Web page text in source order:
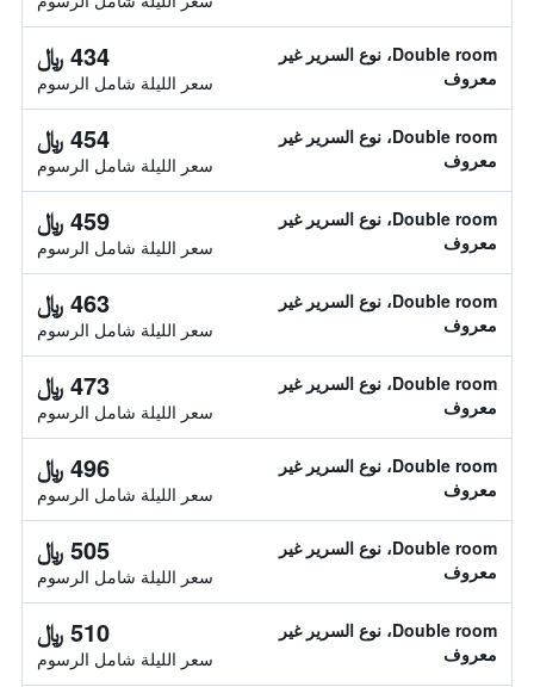
Double room، نوع السرير غير
معروف
434 ﷼
سعر الليلة شامل الرسوم
Double room، نوع السرير غير
معروف
454 ﷼
سعر الليلة شامل الرسوم
Double room، نوع السرير غير
معروف
459 ﷼
سعر الليلة شامل الرسوم
Double room، نوع السرير غير
معروف
463 ﷼
سعر الليلة شامل الرسوم
Double room، نوع السرير غير
معروف
473 ﷼
سعر الليلة شامل الرسوم
Double room، نوع السرير غير
معروف
496 ﷼
سعر الليلة شامل الرسوم
Double room، نوع السرير غير
معروف
505 ﷼
سعر الليلة شامل الرسوم
Double room، نوع السرير غير
معروف
510 ﷼
سعر الليلة شامل الرسوم